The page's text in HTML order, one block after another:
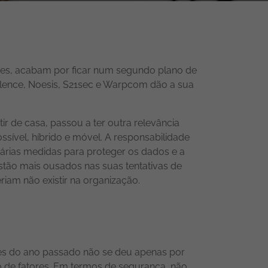
acabam por ficar num segundo plano de
Noesis, S21sec e Warpcom dão a sua
de casa, passou a ter outra relevância
híbrido e móvel. A responsabilidade
medidas para proteger os dados e a
mais ousados nas suas tentativas de
não existir na organização.
do ano passado não se deu apenas por